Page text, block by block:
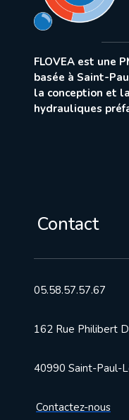
FLOVEA est une
basée à Saint-
la conception et
hydrauliques
Contact
05.58.57.57.67
162 Rue Philibert
40990 Saint-Paul-
Contactez-nous